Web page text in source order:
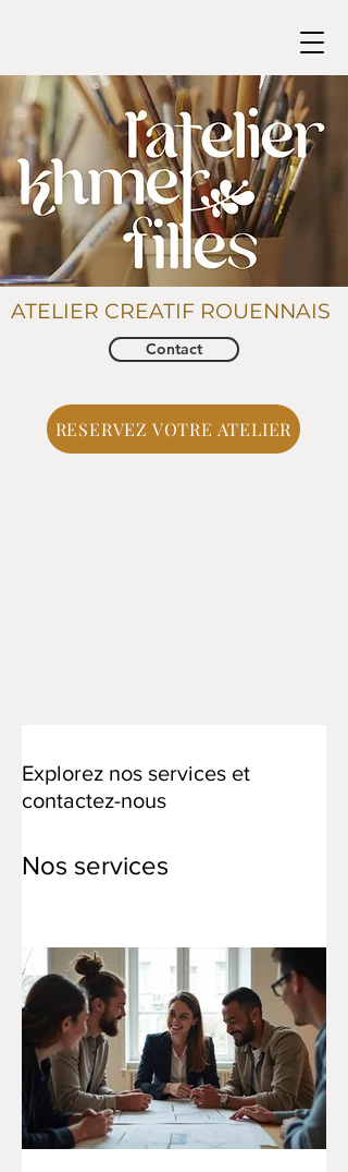
Contact
ATELIER CREATIF ROUENNAIS
RESERVEZ VOTRE ATELIER
Explorez nos services et
contactez-nous
Nos services